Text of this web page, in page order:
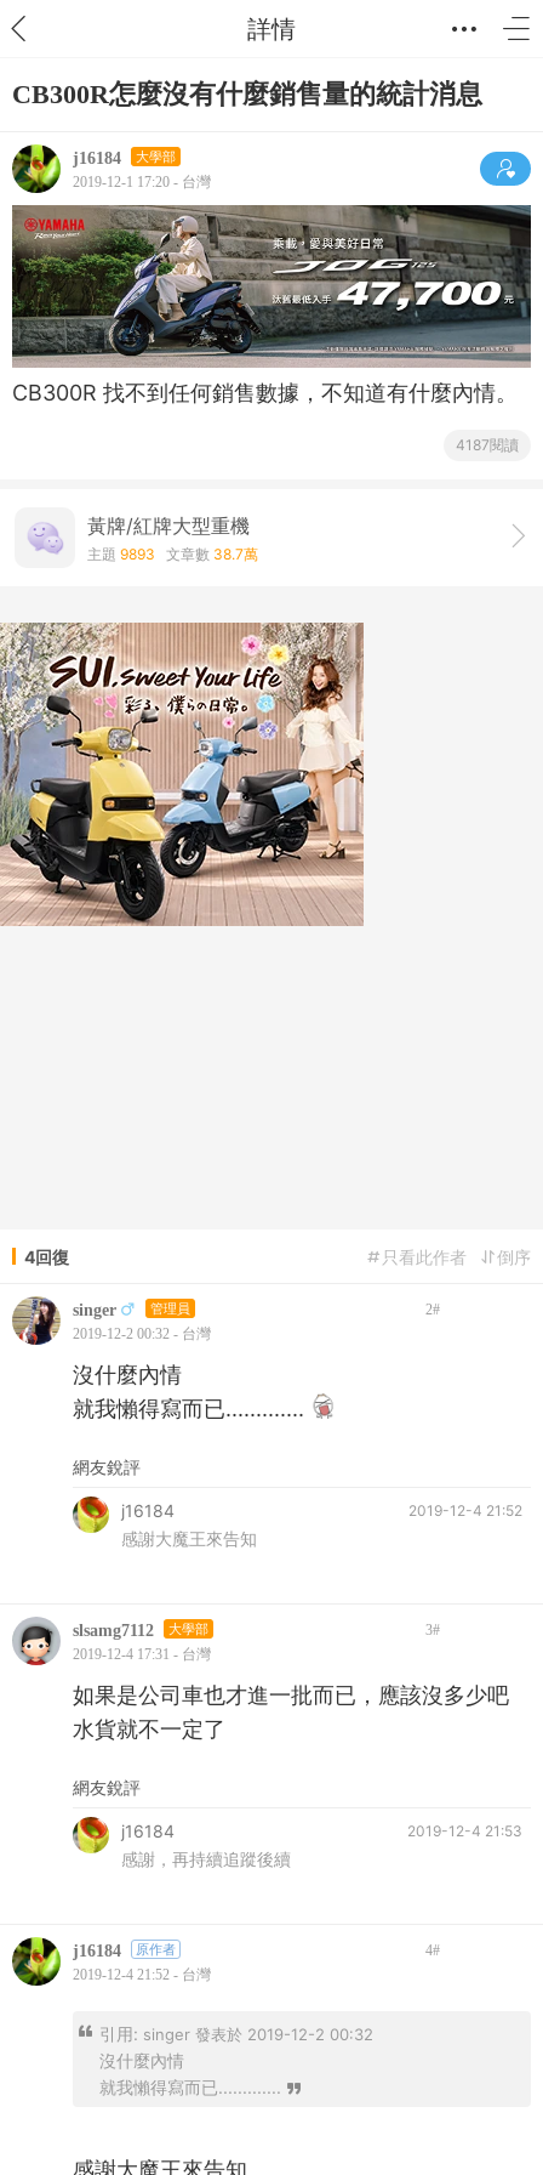
詳情
CB300R怎麼沒有什麼銷售量的統計消息
j16184 大學部
2019-12-1 17:20 - 台灣
CB300R 找不到任何銷售數據，不知道有什麼內情。
4187閱讀
黃牌/紅牌大型重機
主題 9893 文章數 38.7萬
4回復 倒序
只看此作者
singer 管理員 2#
2019-12-2 00:32 - 台灣
沒什麼內情
就我懶得寫而已.............
網友銳評
2019-12-4 21:52
j16184
感謝大魔王來告知
slsamg7112 大學部 3#
2019-12-4 17:31 - 台灣
如果是公司車也才進一批而已，應該沒多少吧
水貨就不一定了
網友銳評
2019-12-4 21:53
j16184
感謝，再持續追蹤後續
j16184 原作者 4#
2019-12-4 21:52 - 台灣
引用: singer 發表於 2019-12-2 00:32
沒什麼內情
就我懶得寫而已.............
感謝大魔王來告知